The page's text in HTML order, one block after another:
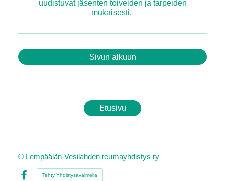
Etusivu
uudistuvat jäsenten toiveiden ja tarpeiden
mukaisesti.
Sivun alkuun
© Lempäälän-Vesilahden reumayhdistys ry
Tehty Yhdistysavaimella